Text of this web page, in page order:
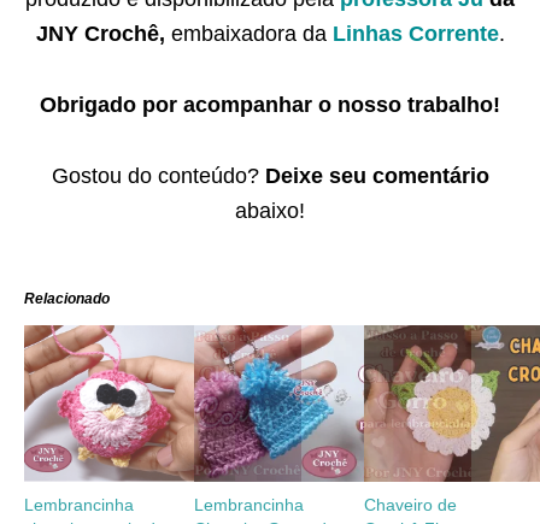
JNY Crochê, embaixadora daLinhas Corrente.
Obrigado por acompanhar o nosso trabalho!
Gostou do conteúdo? Deixe seu comentário
abaixo!
Relacionado
Lembrancinha
Lembrancinha
Chaveiro de